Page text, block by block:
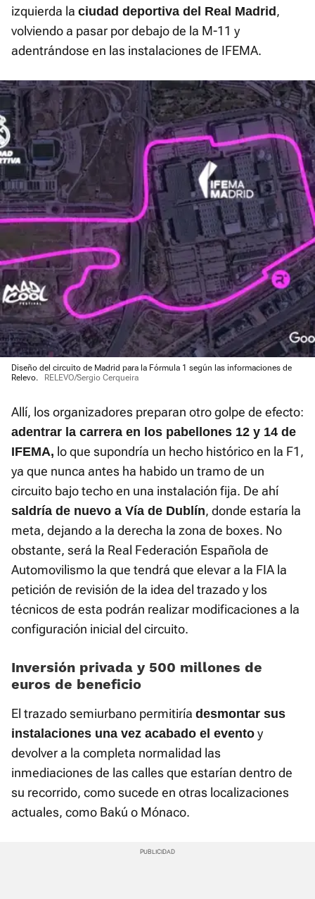
izquierda la ciudad deportiva del Real Madrid ,
volviendo a pasar por debajo de la M-11 y
adentrándose en las instalaciones de IFEMA.
Diseño del circuito de Madrid para la Fórmula 1 según las informaciones de
Relevo.
RELEVO/Sergio Cerqueira
Allí, los organizadores preparan otro golpe de efecto:
adentrar la carrera en los pabellones 12 y 14 de
IFEMA, lo que supondría un hecho histórico en la F1,
ya que nunca antes ha habido un tramo de un
circuito bajo techo en una instalación fija. De ahí
saldría de nuevo a Vía de Dublín, donde estaría la
meta, dejando a la derecha la zona de boxes. No
obstante, será la Real Federación Española de
Automovilismo la que tendrá que elevar a la FIA la
petición de revisión de la idea del trazado y los
técnicos de esta podrán realizar modificaciones a la
configuración inicial del circuito.
Inversión privada y 500 millones de
euros de beneficio
El trazado semiurbano permitiría desmontar sus
instalaciones una vez acabado el evento y
devolver a la completa normalidad las
inmediaciones de las calles que estarían dentro de
su recorrido, como sucede en otras localizaciones
actuales, como Bakú o Mónaco.